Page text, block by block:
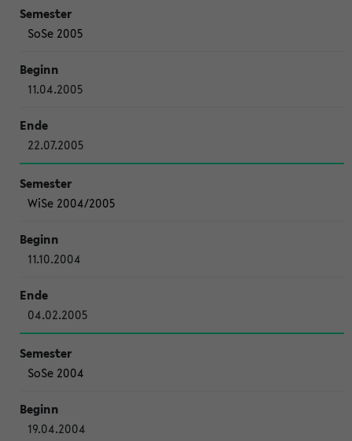
SoSe 2005
11.04.2005
22.07.2005
WiSe 2004/2005
11.10.2004
04.02.2005
SoSe 2004
19.04.2004